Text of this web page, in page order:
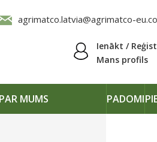
agrimatco.latvia@agrimatco-
Ienākt /
Mans profils
PAR MUMS PADOMI